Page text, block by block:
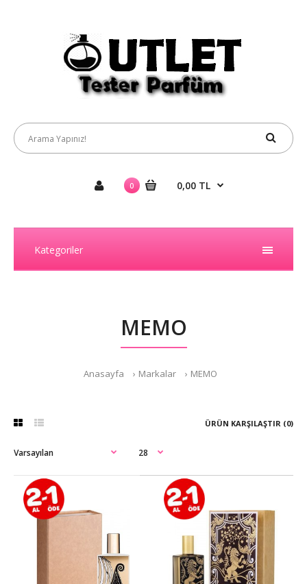
0 0,00 TL
Kategoriler
MEMO
Anasayfa Markalar MEMO
ÜRÜN KARŞILAŞTIR (0)